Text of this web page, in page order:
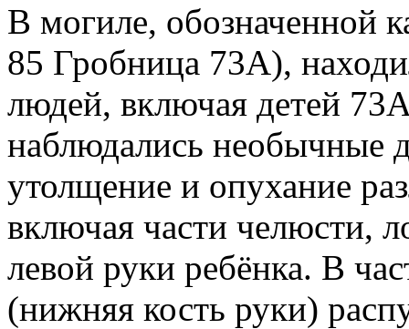
В могиле, обозначенной
85 Гробница 73А),
людей, включая детей
наблюдались необычные
утолщение и опухание
включая части челюсти,
левой руки ребёнка. В
(нижняя кость руки)